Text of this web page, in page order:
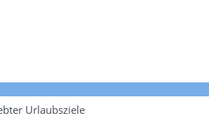
Urlaubsziele